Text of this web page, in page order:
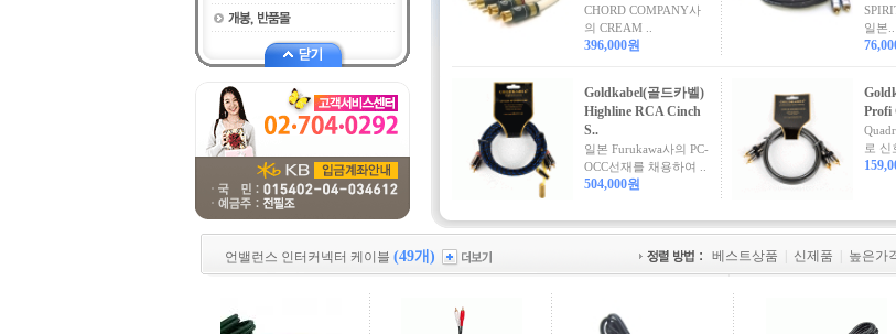
CHORD COMPANY사
의 CREAM ..
396,000원
일본..
Goldkabel(골드카벨)
Highline RCA Cinch
S..
일본 Furukawa사의 PC-
OCC선재를 채용하여 ..
504,000원
Profi
로 신
언밸런스 인터커넥터 케이블 (49개) 베스트상품 신제품 높은가